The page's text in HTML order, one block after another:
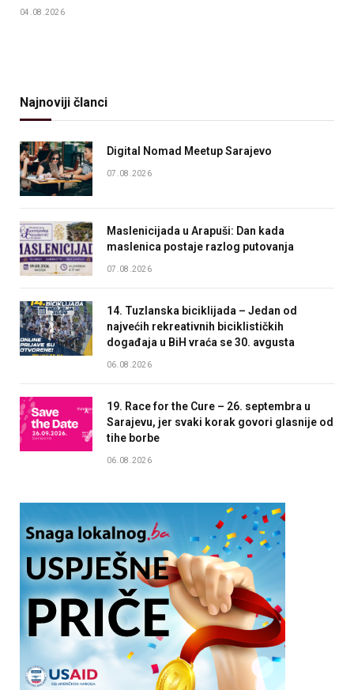
04.08.2026
Najnoviji članci
Digital Nomad Meetup Sarajevo
07.08.2026
Maslenicijada u Arapuši: Dan kada
maslenica postaje razlog putovanja
07.08.2026
14. Tuzlanska biciklijada – Jedan od
najvećih rekreativnih biciklističkih
događaja u BiH vraća se 30. avgusta
06.08.2026
19. Race for the Cure – 26. septembra u
Sarajevu, jer svaki korak govori glasnije od
tihe borbe
06.08.2026